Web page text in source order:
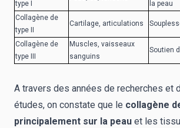
type I
la peau
Collagène de
type II
Cartilage, articulations
Collagène de
type III
Muscles, vaisseaux
sanguins
Soutien
A travers des années de recherches et
études, on constate que le collagène
principalement sur la peau et les